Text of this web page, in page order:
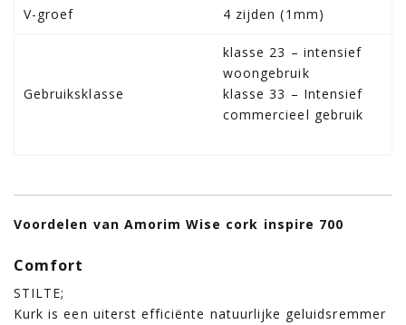
V-groef 4 zijden (1mm)
Gebruiksklasse
klasse 23 – intensief
woongebruik
klasse 33 – Intensief
commercieel gebruik
Voordelen van Amorim Wise cork inspire 700
Comfort
STILTE;
Kurk is een uiterst efficiënte natuurlijke geluidsremmer